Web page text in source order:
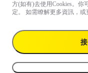
方(如有)去使用Cookies。你
定。 如需瞭解更多資訊，或